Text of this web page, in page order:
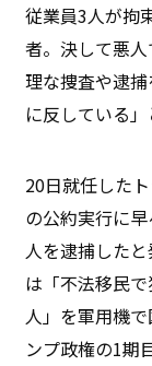
従業員3人が拘
者。決して悪
理な捜査や逮
に反している」
20日就任した
の公約実行に
人を逮捕した
は「不法移民
人」を軍用機
ンプ政権の1期